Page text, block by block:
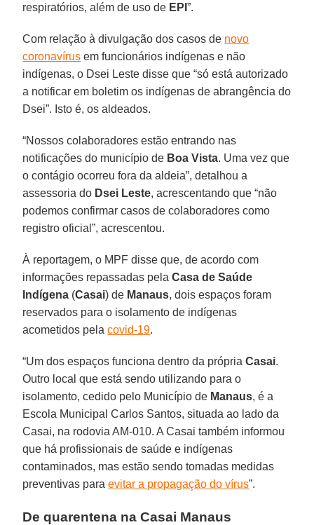
respiratórios, além de uso de EPI”.
Com relação à divulgação dos casos de novo
coronavírus em funcionários indígenas e não
indígenas, o Dsei Leste disse que “só está autorizado
a notificar em boletim os indígenas de abrangência do
Dsei”. Isto é, os aldeados.
“Nossos colaboradores estão entrando nas
notificações do município de Boa Vista. Uma vez que
o contágio ocorreu fora da aldeia”, detalhou a
assessoria do Dsei Leste, acrescentando que “não
podemos confirmar casos de colaboradores como
registro oficial”, acrescentou.
À reportagem, o MPF disse que, de acordo com
informações repassadas pelaCasa de Saúde
Indígena (Casai) de Manaus, dois espaços foram
reservados para o isolamento de indígenas
acometidos pelacovid-19.
“Um dos espaços funciona dentro da própriaCasai.
Outro local que está sendo utilizando para o
isolamento, cedido pelo Município de Manaus, é a
Escola Municipal Carlos Santos, situada ao lado da
Casai, na rodovia AM-010. A Casai também informou
que há profissionais de saúde e indígenas
contaminados, mas estão sendo tomadas medidas
preventivas paraevitar a propagação do vírus”.
De quarentena na Casai Manaus